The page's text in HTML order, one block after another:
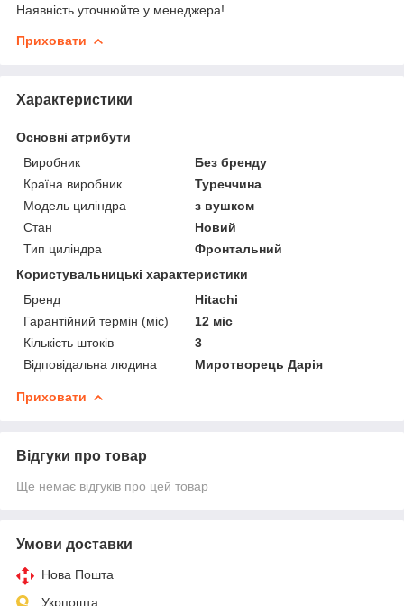
Наявність уточнюйте у менеджера!
Приховати
Характеристики
Основні атрибути
Виробник
Без бренду
Країна виробник
Туреччина
Модель циліндра
з вушком
Стан
Новий
Тип циліндра
Фронтальний
Користувальницькі характеристики
Бренд
Hitachi
Гарантійний термін (міс)
12 міс
Кількість штоків
3
Відповідальна людина
Миротворець Дарія
Приховати
Відгуки про товар
Ще немає відгуків про цей товар
Умови доставки
Нова Пошта
Укрпошта